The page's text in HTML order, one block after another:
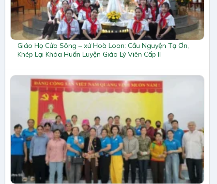
Giáo Họ Cửa Sông – xứ Hoà Loan: Cầu Nguyện Tạ Ơn,
Khép Lại Khóa Huấn Luyện Giáo Lý Viên Cấp II